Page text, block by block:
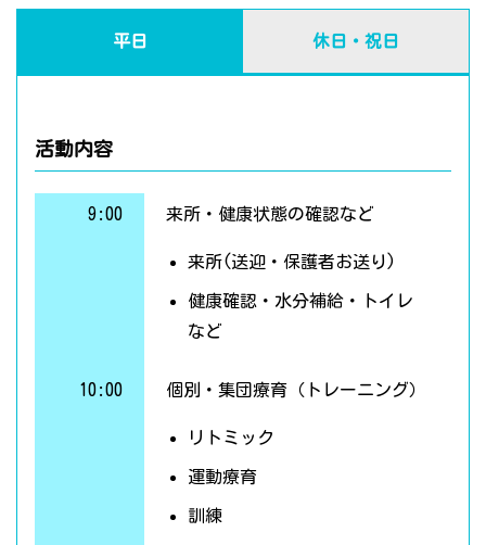
平日 休日・祝日
活動内容
9:00 来所・健康状態の確認など
来所(送迎・保護者お送り)
健康確認・水分補給・トイレ
など
10:00 個別・集団療育（トレーニング）
リトミック
運動療育
訓練